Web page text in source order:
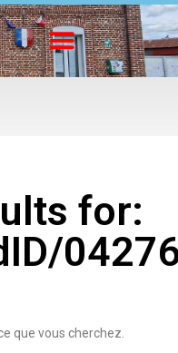
for:
que vous cherchez.